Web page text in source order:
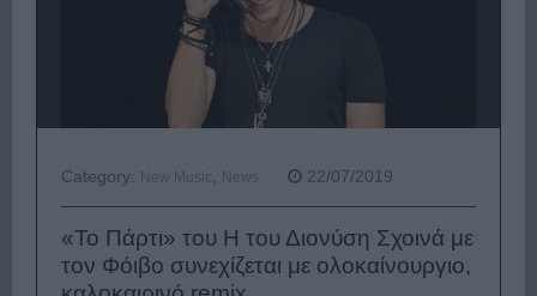
Category: New Music News 22/07/2019
«Το Πάρτι» του Η του Διονύση Σχοινά με
τον Φόιβο συνεχίζεται με ολοκαίνουργιο,